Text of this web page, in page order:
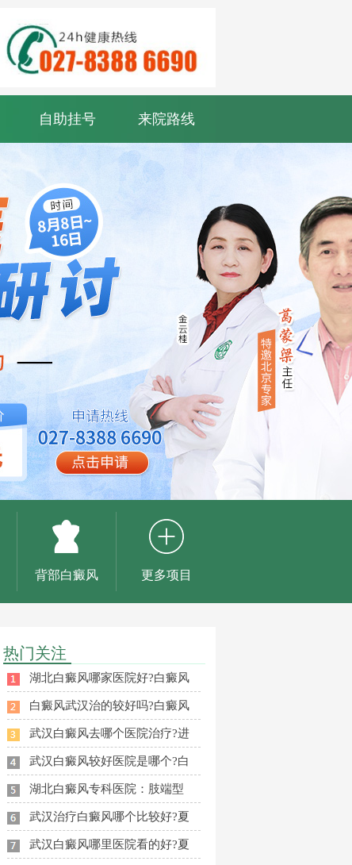
自助挂号 来院路线
背部白癜风 更多项目
热门关注
湖北白癜风哪家医院好?白癜风
白癜风武汉治的较好吗?白癜风
武汉白癜风去哪个医院治疗?进
武汉白癜风较好医院是哪个?白
湖北白癜风专科医院：肢端型
武汉治疗白癜风哪个比较好?夏
武汉白癜风哪里医院看的好?夏